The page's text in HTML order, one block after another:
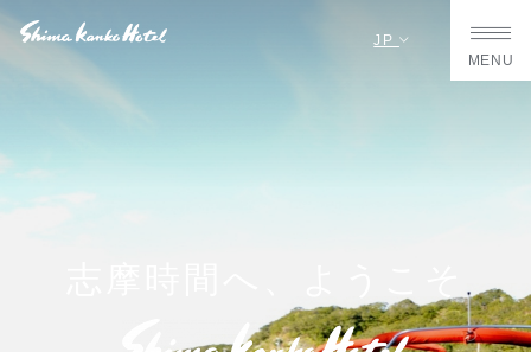
JP
MENU